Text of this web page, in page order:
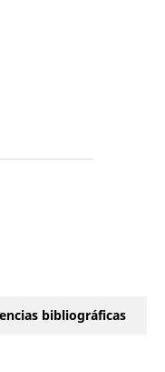
bibliográficas